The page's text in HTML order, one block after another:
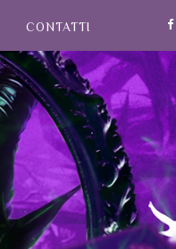
CONTATTI